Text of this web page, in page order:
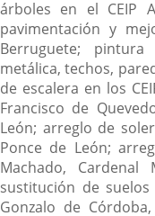
árboles en el CEIP
pavimentación y
Berruguete;
metálica, techos,
de escalera en los
Francisco de
León; arreglo de
Ponce de León;
Machado, Cardenal
sustitución de suelos
Gonzalo de